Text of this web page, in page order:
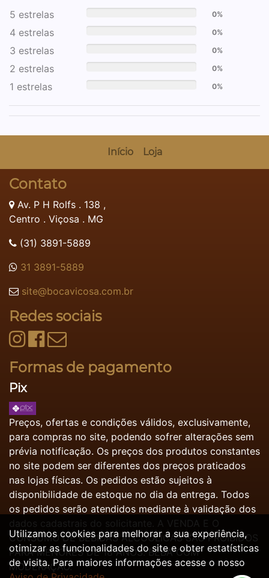
5 estrelas 0%
4 estrelas 0%
3 estrelas 0%
2 estrelas 0%
1 estrelas 0%
Início Loja
Contato
Av. P H Rolfs . 138 ,
Centro . Viçosa . MG
(31) 3891-5889
31 3891-5889
site@bocavicosa.com.br
Redes sociais
Formas de pagamento
Pix
Preços, ofertas e condições válidos, exclusivamente,
para compras no site, podendo sofrer alterações sem
prévia notificação. Os preços dos produtos constantes
no site podem ser diferentes dos preços praticados
nas lojas físicas. Os pedidos estão sujeitos à
disponibilidade de estoque no dia da entrega. Todos
os pedidos serão atendidos mediante à validação dos
dados cadastrais do solicitante. A VENDA E O
CONSUMO DE BEBIDAS ALCOÓLICAS SÃO PROIBIDOS
PARA MENORES DE 18 ANOS. BEBA COM
MODERAÇÃO.
Utilizamos cookies para melhorar a sua experiência,
otimizar as funcionalidades do site e obter estatísticas
de visita. Para maiores informações acesse o nosso